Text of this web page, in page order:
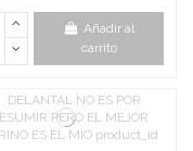
Añadir al
carrito